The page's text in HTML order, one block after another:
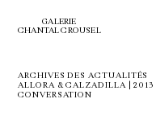
GALERIE
CHANTAL CROUSEL
ARCHIVES DES ACTUALITÉS
ALLORA & CALZADILLA | 2013 |
CONVERSATION